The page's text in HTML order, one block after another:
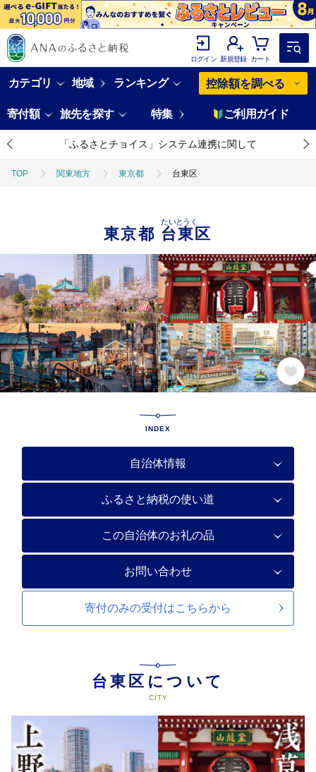
ログイン 新規登録 カート
カテゴリ 地域 ランキング 控除額を調べる
寄付額 旅先を探す 特集 ご利用ガイド
「ふるさとチョイス」システム連携に関して
TOP 関東地方 東京都 台東区
東京都 台東区
たいとうく
INDEX
自治体情報
ふるさと納税の使い道
この自治体のお礼の品
お問い合わせ
寄付のみの受付はこちらから
台東区について